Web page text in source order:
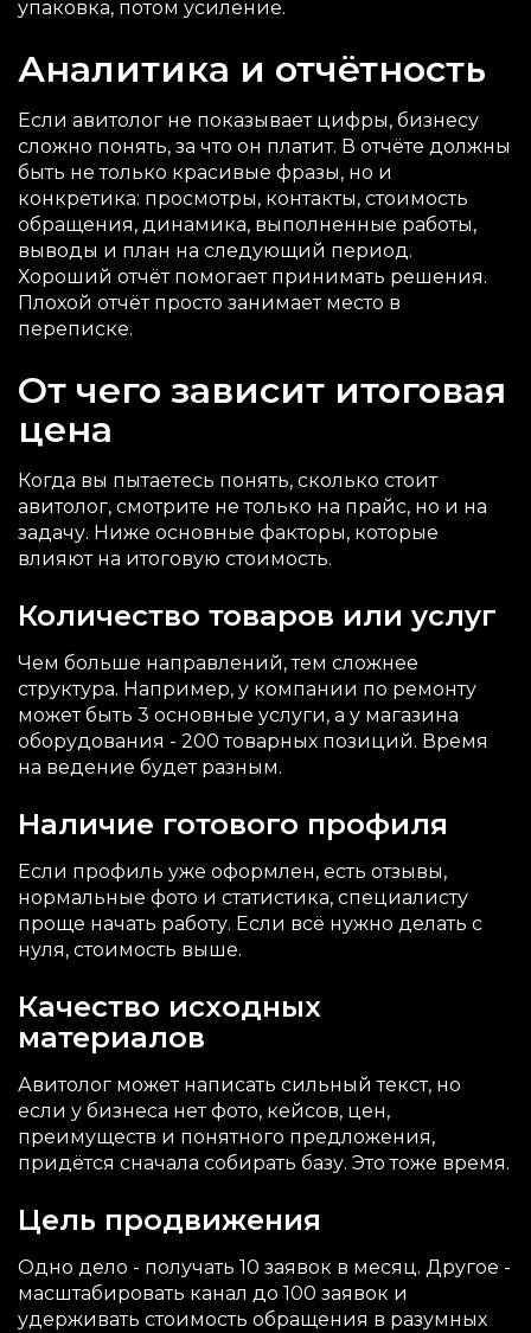
упаковка, потом усиление.
Аналитика и отчётность
Если авитолог не показывает цифры, бизнесу
сложно понять, за что он платит. В отчёте должны
быть не только красивые фразы, но и
конкретика: просмотры, контакты, стоимость
обращения, динамика, выполненные работы,
выводы и план на следующий период.
Хороший отчёт помогает принимать решения.
Плохой отчёт просто занимает место в
переписке.
От чего зависит итоговая
цена
Когда вы пытаетесь понять, сколько стоит
авитолог, смотрите не только на прайс, но и на
задачу. Ниже основные факторы, которые
влияют на итоговую стоимость.
Количество товаров или услуг
Чем больше направлений, тем сложнее
структура. Например, у компании по ремонту
может быть 3 основные услуги, а у магазина
оборудования - 200 товарных позиций. Время
на ведение будет разным.
Наличие готового профиля
Если профиль уже оформлен, есть отзывы,
нормальные фото и статистика, специалисту
проще начать работу. Если всё нужно делать с
нуля, стоимость выше.
Качество исходных
материалов
Авитолог может написать сильный текст, но
если у бизнеса нет фото, кейсов, цен,
преимуществ и понятного предложения,
придётся сначала собирать базу. Это тоже время.
Цель продвижения
Одно дело - получать 10 заявок в месяц. Другое -
масштабировать канал до 100 заявок и
удерживать стоимость обращения в разумных